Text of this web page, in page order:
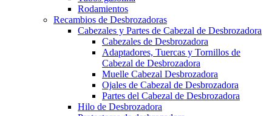
Rodamientos
Recambios de Desbrozadoras
Cabezales y Partes de Cabezal de Desbrozadora
Cabezales de Desbrozadora
Adaptadores, Tuercas y Tornillos de
Cabezal de Desbrozadora
Muelle Cabezal Desbrozadora
Ojales de Cabezal de Desbrozadora
Partes del Cabezal de Desbrozadora
Hilo de Desbrozadora